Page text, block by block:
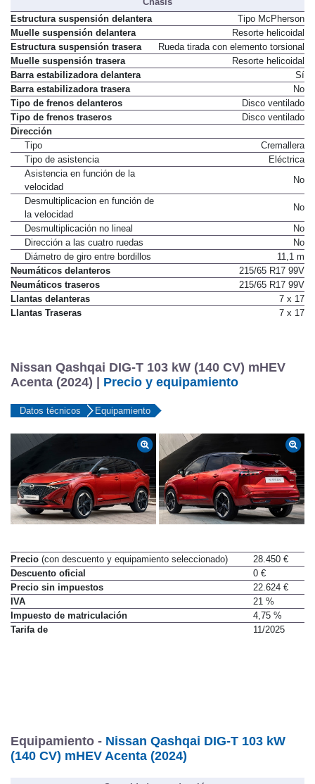
Estructura suspensión delantera
Tipo McPherson
Muelle suspensión delantera
Resorte helicoidal
Estructura suspensión trasera
Rueda tirada con elemento torsional
Muelle suspensión trasera
Resorte helicoidal
Barra estabilizadora delantera
Sí
Barra estabilizadora trasera
No
Tipo de frenos delanteros
Disco ventilado
Tipo de frenos traseros
Disco ventilado
Dirección
Tipo
Cremallera
Tipo de asistencia
Eléctrica
Asistencia en función de la
velocidad
No
Desmultiplicacion en función de
la velocidad
No
Desmultiplicación no lineal
No
Dirección a las cuatro ruedas
No
Diámetro de giro entre bordillos
11,1 m
Neumáticos delanteros
215/65 R17 99V
Neumáticos traseros
215/65 R17 99V
Llantas delanteras
7 x 17
Llantas Traseras
7 x 17
Nissan Qashqai DIG-T 103 kW (140 CV) mHEV
Acenta (2024) | Precio y equipamiento
Datos técnicos Equipamiento
Precio (con descuento y equipamiento seleccionado)
28.450 €
Descuento oficial
0 €
Precio sin impuestos
22.624 €
IVA
21 %
Impuesto de matriculación
4,75 %
Tarifa de
11/2025
Equipamiento - Nissan Qashqai DIG-T 103 kW
(140 CV) mHEV Acenta (2024)